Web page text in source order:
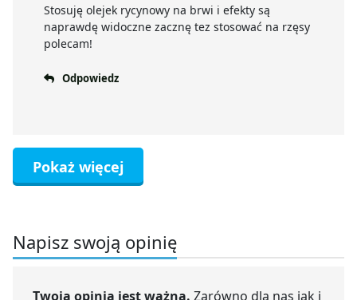
Stosuję olejek rycynowy na brwi i efekty są
naprawdę widoczne zacznę tez stosować na rzęsy
polecam!
Odpowiedz
Pokaż więcej
Napisz swoją opinię
Twoja opinia jest ważna. Zarówno dla nas jak i